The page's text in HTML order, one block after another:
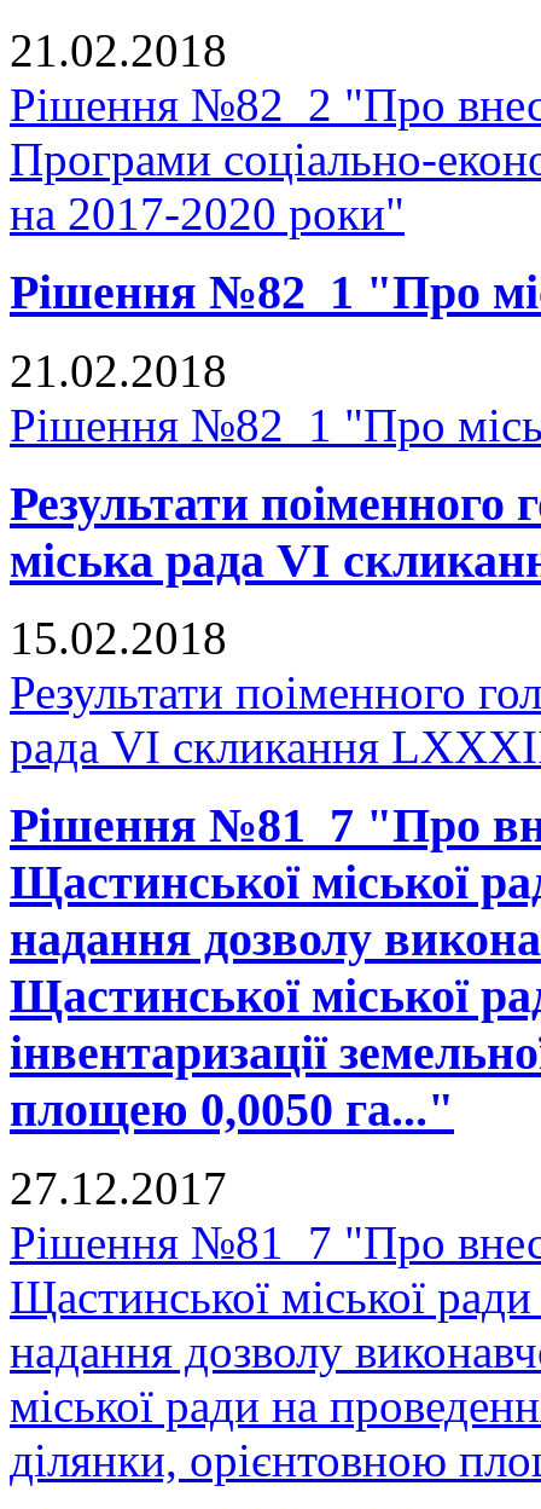
21.02.2018
Рішення №82_2 "Про
Програми соціально-
на 2017-2020 роки"
Рішення №82_1 "Про
21.02.2018
Рішення №82_1 "Про
Результати
міська рада VI
15.02.2018
Результати поіменного
рада VI скликання
Рішення №81_7 "Про
Щастинської міської
надання дозволу
Щастинської міської
інвентаризації
площею 0,0050 га..."
27.12.2017
Рішення №81_7 "Про
Щастинської міської
надання дозволу
міської ради на
ділянки, орієнтовною